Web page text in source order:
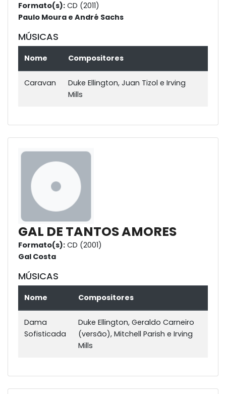
Formato(s): CD (2011)
Paulo Moura e André Sachs
MÚSICAS
Nome Compositores
Caravan
Duke Ellington, Juan Tizol e Irving
Mills
GAL DE TANTOS AMORES
Formato(s): CD (2001)
Gal Costa
MÚSICAS
Nome Compositores
Dama
Sofisticada
Duke Ellington, Geraldo Carneiro
(versão), Mitchell Parish e Irving
Mills